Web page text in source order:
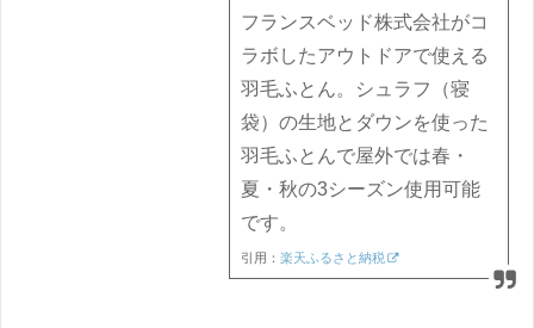
フランスベッド株式会社がコ
ラボしたアウトドアで使える
羽毛ふとん。シュラフ（寝
袋）の生地とダウンを使った
羽毛ふとんで屋外では春・
夏・秋の3シーズン使用可能
です。
引用： 楽天ふるさと納税